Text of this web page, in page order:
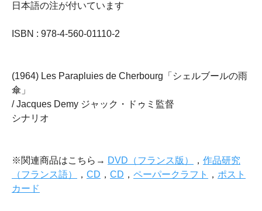
日本語の注が付いています
ISBN : 978-4-560-01110-2
(1964) Les Parapluies de Cherbourg「シェルブールの雨
傘」
/ Jacques Demy ジャック・ドゥミ監督
シナリオ
※関連商品はこちら→ DVD（フランス版） ， 作品研究
（フランス語）
， CD ， CD ， ペーパークラフト ， ポスト
カード